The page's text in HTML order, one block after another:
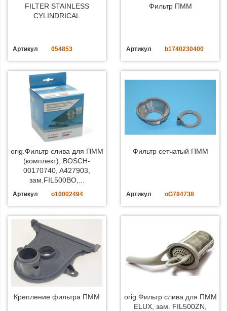
FILTER STAINLESS
CYLINDRICAL
Артикул 054853
Фильтр ПММ
Артикул b1740230400
orig.Фильтр слива для ПММ
(комплект), BOSCH-
00170740, A427903,
зам.FIL500BO,...
Артикул o10002494
Фильтр сетчатый ПММ
Артикул oG784738
Крепление фильтра ПММ
orig.Фильтр слива для ПММ
ELUX, зам. FIL500ZN,